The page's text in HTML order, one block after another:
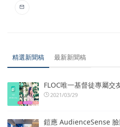
精選新聞稿 最新新聞稿
FLOC唯一基督徒專屬交
2021/03/29
鎧應 AudienceSense